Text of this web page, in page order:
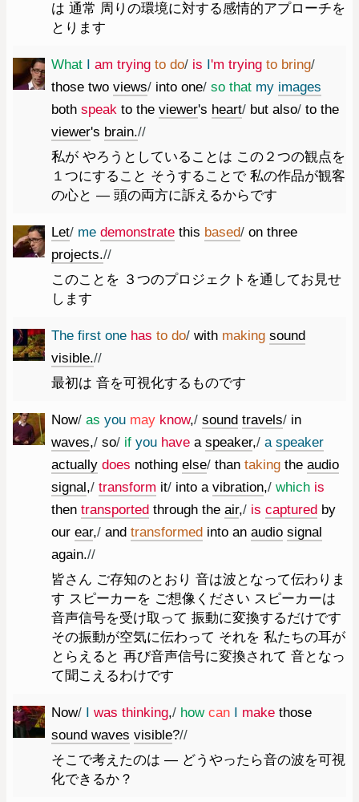
は 通常 周りの環境に対する感情的アプローチを
とります
What I am trying to do/ is I'm trying to bring/
those two views/ into one/ so that my images
both speak to the viewer's heart/ but also/ to the
viewer's brain.//
私が やろうとしていることは この２つの観点を
１つにすること そうすることで 私の作品が観客
の心と ― 頭の両方に訴えるからです
Let/ me demonstrate this based/ on three
projects.//
このことを ３つのプロジェクトを通してお見せ
します
The first one has to do/ with making sound
visible.//
最初は 音を可視化するものです
Now/ as you may know,/ sound travels/ in
waves,/ so/ if you have a speaker,/ a speaker
actually does nothing else/ than taking the audio
signal,/ transform it/ into a vibration,/ which is
then transported through the air,/ is captured by
our ear,/ and transformed into an audio signal
again.//
皆さん ご存知のとおり 音は波となって伝わりま
す スピーカーを ご想像ください スピーカーは
音声信号を受け取って 振動に変換するだけです
その振動が空気に伝わって それを 私たちの耳が
とらえると 再び音声信号に変換されて 音となっ
て聞こえるわけです
Now/ I was thinking,/ how can I make those
sound waves visible?//
そこで考えたのは ― どうやったら音の波を可視
化できるか？